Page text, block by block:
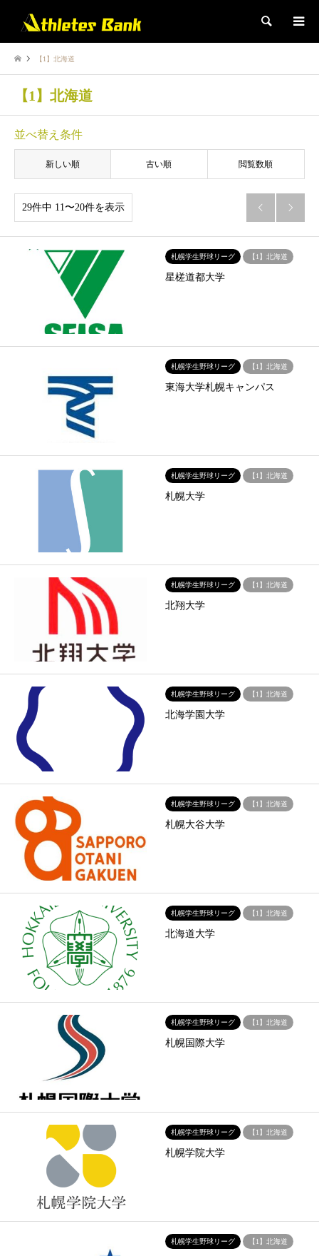
検索
【1】北海道
【1】北海道
並べ替え条件
新しい順 古い順 閲覧数順
29件中 11〜20件を表示  
札幌学生野球リーグ 【1】北海道
星槎道都大学
札幌学生野球リーグ 【1】北海道
東海大学札幌キャンパス
札幌学生野球リーグ 【1】北海道
札幌大学
札幌学生野球リーグ 【1】北海道
北翔大学
札幌学生野球リーグ 【1】北海道
北海学園大学
札幌学生野球リーグ 【1】北海道
札幌大谷大学
札幌学生野球リーグ 【1】北海道
北海道大学
札幌学生野球リーグ 【1】北海道
札幌国際大学
札幌学生野球リーグ 【1】北海道
札幌学院大学
札幌学生野球リーグ 【1】北海道